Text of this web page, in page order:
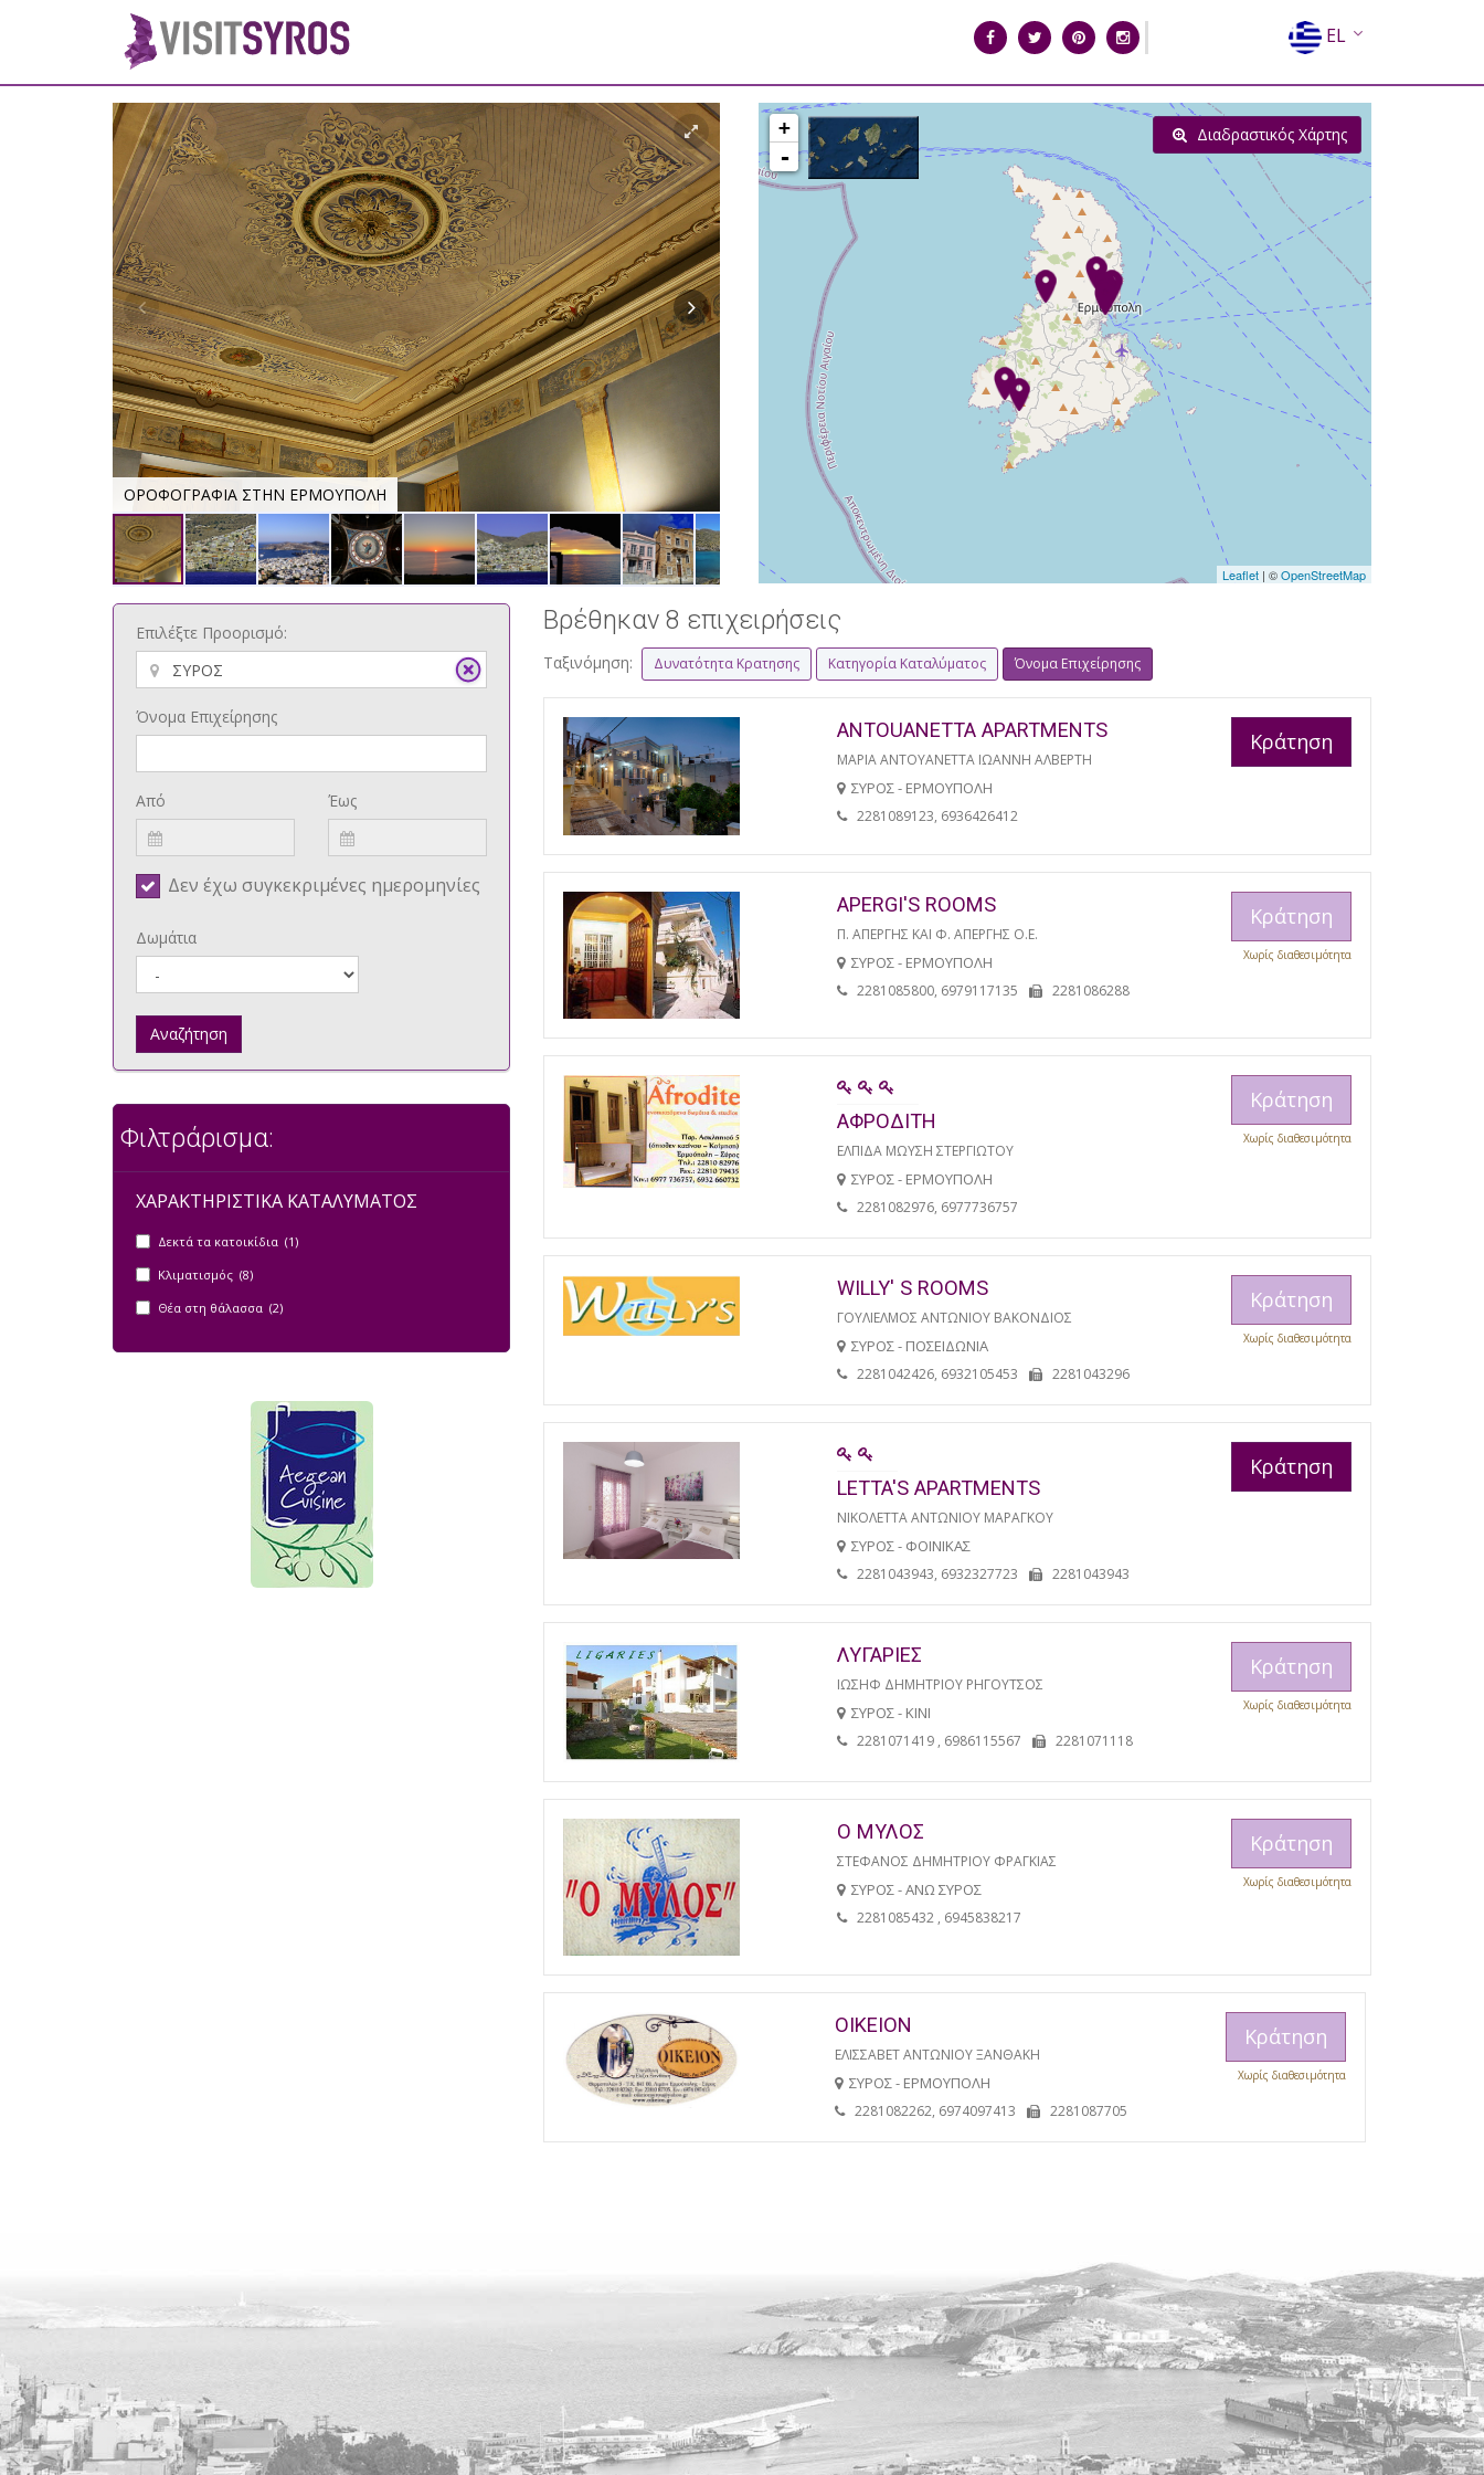
EL
EN
FR
ES
RU
CN
ΟΡΟΦΟΓΡΑΦΙΑ ΣΤΗΝ ΕΡΜΟΥΠΟΛΗ ΠΕΡΙΟΧΗ ΒΑΠΟΡΙΑ ΕΡΜΟΥΠΟΛΗ
+
-
Leaflet | ©OpenStreetMap
Διαδραστικός Χάρτης
Επιλέξτε Προορισμό:
Όνομα Επιχείρησης
Από Έως
Δεν έχω συγκεκριμένες ημερομηνίες
Δωμάτια
Αναζήτηση
Φιλτράρισμα:
ΧΑΡΑΚΤΗΡΙΣΤΙΚΑ ΚΑΤΑΛΥΜΑΤΟΣ
Δεκτά τα κατοικίδια (1)
Κλιματισμός (8)
Θέα στη θάλασσα (2)
Βρέθηκαν 8 επιχειρήσεις
Ταξινόμηση: Δυνατότητα Κρατησης Κατηγορία Καταλύματος Όνομα Επιχείρησης
ANTOUANETTA APARTMENTS
ΜΑΡΙΑ ΑΝΤΟΥΑΝΕΤΤΑ ΙΩΑΝΝΗ ΑΛΒΕΡΤΗ
ΣΥΡΟΣ - ΕΡΜΟΥΠΟΛΗ
2281089123, 6936426412
Κράτηση
APERGI'S ROOMS
Π. ΑΠΕΡΓΗΣ ΚΑΙ Φ. ΑΠΕΡΓΗΣ Ο.Ε.
ΣΥΡΟΣ - ΕΡΜΟΥΠΟΛΗ
2281085800, 6979117135 2281086288
Κράτηση
Χωρίς διαθεσιμότητα
ΑΦΡΟΔΙΤΗ
ΕΛΠΙΔΑ ΜΩΥΣΗ ΣΤΕΡΓΙΩΤΟΥ
ΣΥΡΟΣ - ΕΡΜΟΥΠΟΛΗ
2281082976, 6977736757
Κράτηση
Χωρίς διαθεσιμότητα
WILLY' S ROOMS
ΓΟΥΛΙΕΛΜΟΣ ΑΝΤΩΝΙΟΥ ΒΑΚΟΝΔΙΟΣ
ΣΥΡΟΣ - ΠΟΣΕΙΔΩΝΙΑ
2281042426, 6932105453 2281043296
Κράτηση
Χωρίς διαθεσιμότητα
LETTA'S APARTMENTS
ΝΙΚΟΛΕΤΤΑ ΑΝΤΩΝΙΟΥ ΜΑΡΑΓΚΟΥ
ΣΥΡΟΣ - ΦΟΙΝΙΚΑΣ
2281043943, 6932327723 2281043943
Κράτηση
ΛΥΓΑΡΙΕΣ
ΙΩΣΗΦ ΔΗΜΗΤΡΙΟΥ ΡΗΓΟΥΤΣΟΣ
ΣΥΡΟΣ - ΚΙΝΙ
2281071419 , 6986115567 2281071118
Κράτηση
Χωρίς διαθεσιμότητα
Ο ΜΥΛΟΣ
ΣΤΕΦΑΝΟΣ ΔΗΜΗΤΡΙΟΥ ΦΡΑΓΚΙΑΣ
ΣΥΡΟΣ - ΑΝΩ ΣΥΡΟΣ
2281085432 , 6945838217
Κράτηση
Χωρίς διαθεσιμότητα
ΟΙΚΕΙΟΝ
ΕΛΙΣΣΑΒΕΤ ΑΝΤΩΝΙΟΥ ΞΑΝΘΑΚΗ
ΣΥΡΟΣ - ΕΡΜΟΥΠΟΛΗ
2281082262, 6974097413 2281087705
Κράτηση
Χωρίς διαθεσιμότητα